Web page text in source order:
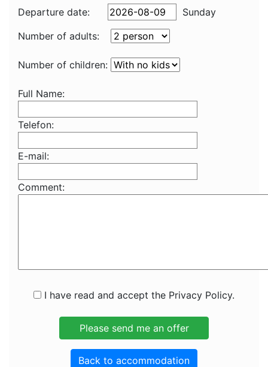
Departure date:
Sunday
Number of adults:
Number of children:
Full Name:
Telefon:
E-mail:
Comment:
I have read and accept the Privacy Policy.
Back to accommodation